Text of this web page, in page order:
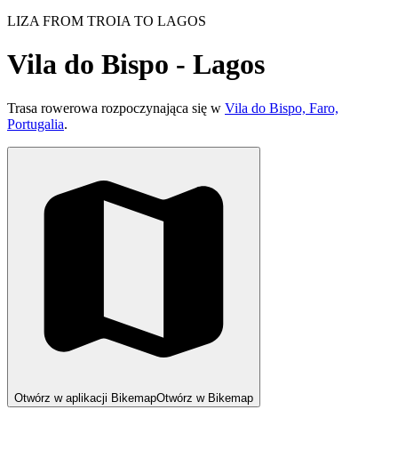
LIZA FROM TROIA TO LAGOS
Vila do Bispo - Lagos
Trasa rowerowa rozpoczynająca się w Vila do Bispo, Faro,
Portugalia.
Otwórz w aplikacji BikemapOtwórz w Bikemap